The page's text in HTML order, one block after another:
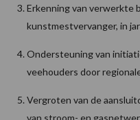
Erkenning van verwerkte
kunstmestvervanger, in
Ondersteuning van
veehouders door
Vergroten van de
van stroom- en